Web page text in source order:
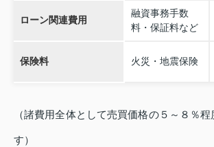
ローン関連費用
融資事務手数
料・保証料など
保険料 火災・地震保険
（諸費用全体として売買価格の５～８％
す）